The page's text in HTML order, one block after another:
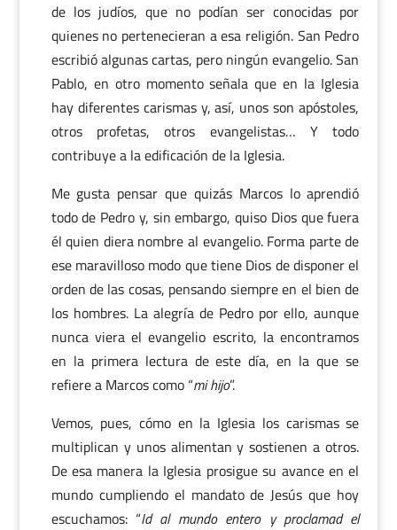
de los judíos, que no podían ser conocidas por
quienes no pertenecieran a esa religión. San Pedro
escribió algunas cartas, pero ningún evangelio. San
Pablo, en otro momento señala que en la Iglesia
hay diferentes carismas y, así, unos son apóstoles,
otros profetas, otros evangelistas… Y todo
contribuye a la edificación de la Iglesia.
Me gusta pensar que quizás Marcos lo aprendió
todo de Pedro y, sin embargo, quiso Dios que fuera
él quien diera nombre al evangelio. Forma parte de
ese maravilloso modo que tiene Dios de disponer el
orden de las cosas, pensando siempre en el bien de
los hombres. La alegría de Pedro por ello, aunque
nunca viera el evangelio escrito, la encontramos
en la primera lectura de este día, en la que se
refiere a Marcos como “mi hijo”.
Vemos, pues, cómo en la Iglesia los carismas se
multiplican y unos alimentan y sostienen a otros.
De esa manera la Iglesia prosigue su avance en el
mundo cumpliendo el mandato de Jesús que hoy
escuchamos: “Id al mundo entero y proclamad el